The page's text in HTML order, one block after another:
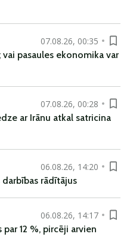
07.08.26, 00:35
pasaules ekonomika var
07.08.26, 00:28
ar Irānu atkal satricina
06.08.26, 14:20
rādītājus
06.08.26, 14:17
12 %, pircēji arvien